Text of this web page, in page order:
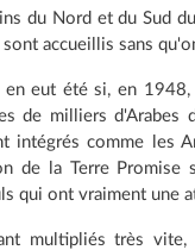
du Nord et du Sud
accueillis sans
eut été si, en
de milliers d'Arabes
intégrés comme les
de la Terre
qui ont vraiment une
multipliés très